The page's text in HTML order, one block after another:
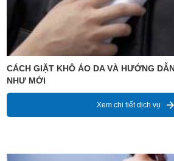
CÁCH GIẶT KHÔ ÁO DA VÀ HƯỚNG
NHƯ MỚI
Xem chi tiết dịch vụ